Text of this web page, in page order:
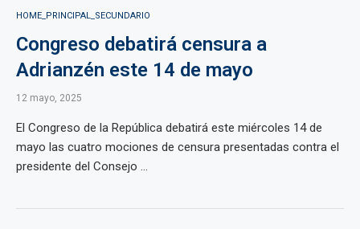
HOME_PRINCIPAL_SECUNDARIO
Congreso debatirá censura a
Adrianzén este 14 de mayo
12 mayo, 2025
El Congreso de la República debatirá este miércoles 14 de
mayo las cuatro mociones de censura presentadas contra el
presidente del Consejo ...